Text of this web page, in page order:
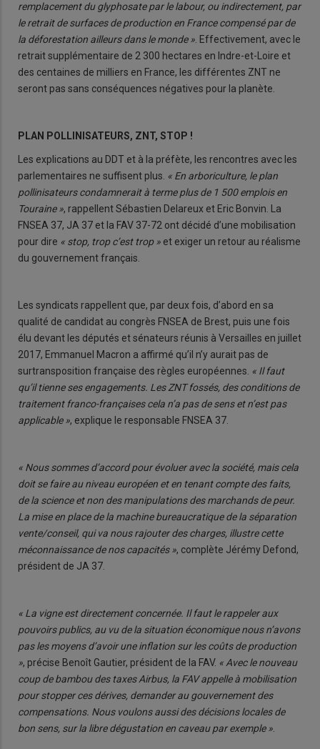
remplacement du glyphosate par le labour, ou indirectement, par
le retrait de surfaces de production en France compensé par de
la déforestation ailleurs dans le monde ». Effectivement, avec le
retrait supplémentaire de 2 300 hectares en Indre-et-Loire et
des centaines de milliers en France, les différentes ZNT ne
seront pas sans conséquences négatives pour la planète.
PLAN POLLINISATEURS, ZNT, STOP !
Les explications au DDT et à la préfète, les rencontres avec les
parlementaires ne suffisent plus. « En arboriculture, le plan
pollinisateurs condamnerait à terme plus de 1 500 emplois en
Touraine », rappellent Sébastien Delareux et Eric Bonvin. La
FNSEA 37, JA 37 et la FAV 37-72 ont décidé d’une mobilisation
pour dire « stop, trop c’est trop » et exiger un retour au réalisme
du gouvernement français.
Les syndicats rappellent que, par deux fois, d’abord en sa
qualité de candidat au congrès FNSEA de Brest, puis une fois
élu devant les députés et sénateurs réunis à Versailles en juillet
2017, Emmanuel Macron a affirmé qu’il n’y aurait pas de
surtransposition française des règles européennes. « Il faut
qu’il tienne ses engagements. Les ZNT fossés, des conditions de
traitement franco-françaises cela n’a pas de sens et n’est pas
applicable », explique le responsable FNSEA 37.
« Nous sommes d’accord pour évoluer avec la société, mais cela
doit se faire au niveau européen et en tenant compte des faits,
de la science et non des manipulations des marchands de peur.
La mise en place de la machine bureaucratique de la séparation
vente/conseil, qui va nous rajouter des charges, illustre cette
méconnaissance de nos capacités », complète Jérémy Defond,
président de JA 37.
« La vigne est directement concernée. Il faut le rappeler aux
pouvoirs publics, au vu de la situation économique nous n’avons
pas les moyens d’avoir une inflation sur les coûts de production
», précise Benoît Gautier, président de la FAV. « Avec le nouveau
coup de bambou des taxes Airbus, la FAV appelle à mobilisation
pour stopper ces dérives, demander au gouvernement des
compensations. Nous voulons aussi des décisions locales de
bon sens, sur la libre dégustation en caveau par exemple ».